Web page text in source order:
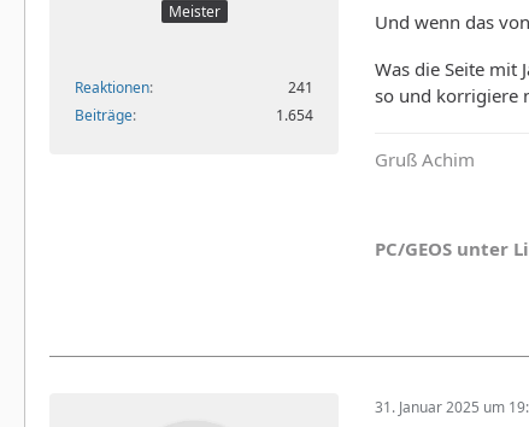
Meister
Reaktionen
241
Beiträge
1.654
Und wenn das
Was die Seite mit
so und korrigiere
Gruß Achim
PC/GEOS unter
31. Januar 2025 um